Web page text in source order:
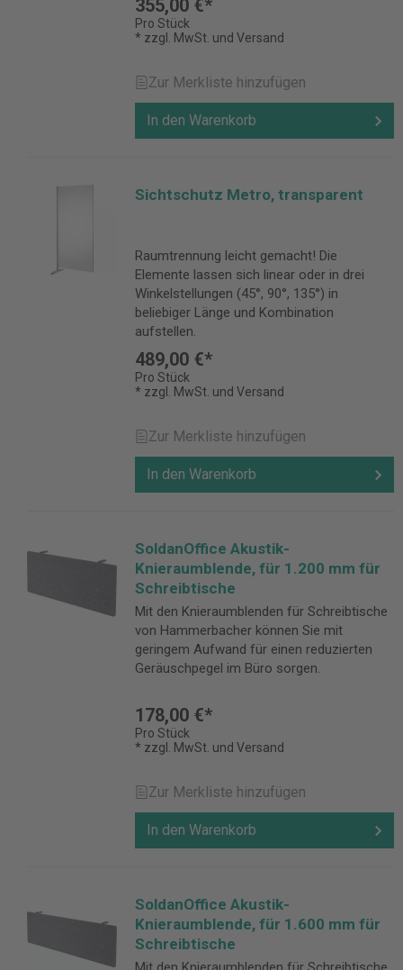
355,00 €*
Pro Stück
* zzgl. MwSt. und Versand
Zur Merkliste hinzufügen
In den Warenkorb
Sichtschutz Metro, transparent
Raumtrennung leicht gemacht! Die
Elemente lassen sich linear oder in drei
Winkelstellungen (45°, 90°, 135°) in
beliebiger Länge und Kombination
aufstellen.
489,00 €*
Pro Stück
* zzgl. MwSt. und Versand
Zur Merkliste hinzufügen
In den Warenkorb
SoldanOffice Akustik-
Knieraumblende, für 1.200 mm für
Schreibtische
Mit den Knieraumblenden für Schreibtische
von Hammerbacher können Sie mit
geringem Aufwand für einen reduzierten
Geräuschpegel im Büro sorgen.
178,00 €*
Pro Stück
* zzgl. MwSt. und Versand
Zur Merkliste hinzufügen
In den Warenkorb
SoldanOffice Akustik-
Knieraumblende, für 1.600 mm für
Schreibtische